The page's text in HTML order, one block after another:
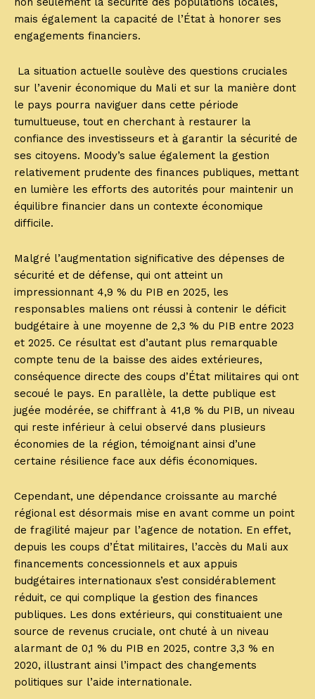
mais également la capacité de l’État à honorer ses
engagements financiers.
La situation actuelle soulève des questions cruciales
sur l’avenir économique du Mali et sur la manière dont
le pays pourra naviguer dans cette période
tumultueuse, tout en cherchant à restaurer la
confiance des investisseurs et à garantir la sécurité de
ses citoyens. Moody’s salue également la gestion
relativement prudente des finances publiques, mettant
en lumière les efforts des autorités pour maintenir un
équilibre financier dans un contexte économique
difficile.
Malgré l’augmentation significative des dépenses de
sécurité et de défense, qui ont atteint un
impressionnant 4,9 % du PIB en 2025, les
responsables maliens ont réussi à contenir le déficit
budgétaire à une moyenne de 2,3 % du PIB entre 2023
et 2025. Ce résultat est d’autant plus remarquable
compte tenu de la baisse des aides extérieures,
conséquence directe des coups d’État militaires qui ont
secoué le pays. En parallèle, la dette publique est
jugée modérée, se chiffrant à 41,8 % du PIB, un niveau
qui reste inférieur à celui observé dans plusieurs
économies de la région, témoignant ainsi d’une
certaine résilience face aux défis économiques.
Cependant, une dépendance croissante au marché
régional est désormais mise en avant comme un point
de fragilité majeur par l’agence de notation. En effet,
depuis les coups d’État militaires, l’accès du Mali aux
financements concessionnels et aux appuis
budgétaires internationaux s’est considérablement
réduit, ce qui complique la gestion des finances
publiques. Les dons extérieurs, qui constituaient une
source de revenus cruciale, ont chuté à un niveau
alarmant de 0,1 % du PIB en 2025, contre 3,3 % en
2020, illustrant ainsi l’impact des changements
politiques sur l’aide internationale.